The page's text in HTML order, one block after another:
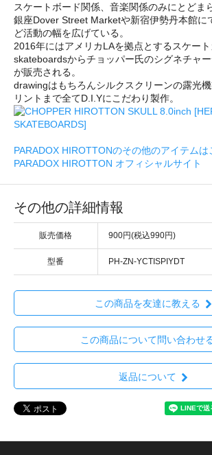
スケートボード関係、音楽関係のみにとどま
銀座Dover Street Marketや新宿伊勢丹本館に
ど活動の幅を広げている。
2016年にはアメリカLAを拠点とするスケー
skateboardsからチョッパー氏のシグネチャ
が販売される。
drawingはもちろんシルクスクリーンの露光
リントまで全てD.I.Yにこだわり製作。
PARADOX HIROTTONのその他のアイテムは
PARADOX HIROTTON オフィシャルサイト
その他の詳細情報
販売価格 900円(税込990円)
型番 PH-ZN-YCTISPIYDT
この商品を友達に教える
この商品について問い合わせ
返品について